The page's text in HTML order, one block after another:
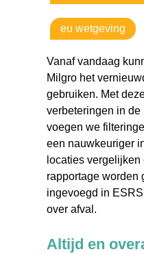
eu wetgeving
Vanaf vandaag
Milgro het
gebruiken. Met
verbeteringen in de
voegen we
een nauwkeuriger
locaties
rapportage worden
ingevoegd in
over afval.
Altijd en